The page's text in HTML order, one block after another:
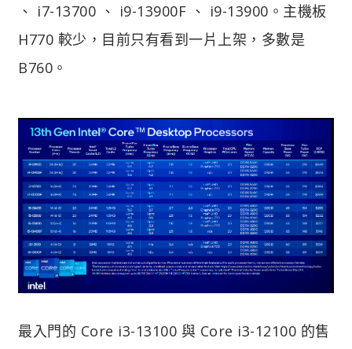
、 i7-13700 、 i9-13900F 、 i9-13900。主機板
H770 較少，目前只有看到一片上架，多數是
B760。
最入門的 Core i3-13100 與 Core i3-12100 的售